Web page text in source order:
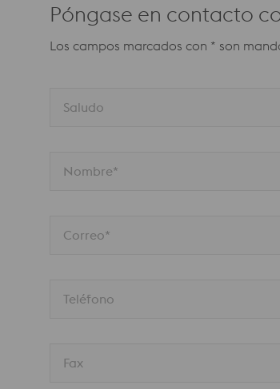
Póngase en contacto
Los campos marcados con * son
Saludo
Nombre*
Correo*
Teléfono
Fax